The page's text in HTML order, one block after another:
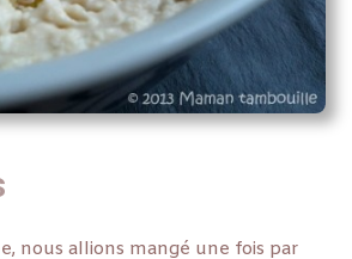
nous allions mangé une fois par